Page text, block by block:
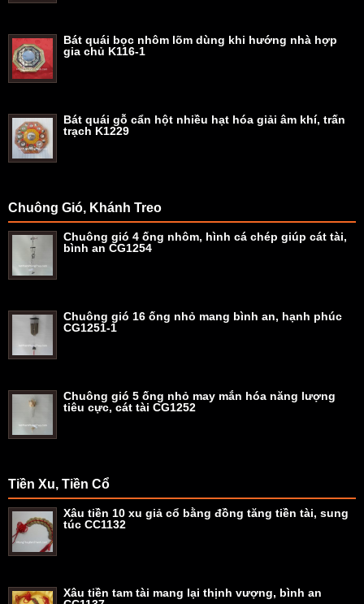
Bát quái bọc nhôm lõm dùng khi hướng nhà hợp
gia chủ K116-1
Bát quái gỗ cẩn hột nhiều hạt hóa giải âm khí, trấn
trạch K1229
Chuông Gió, Khánh Treo
Chuông gió 4 ống nhôm, hình cá chép giúp cát tài,
bình an CG1254
Chuông gió 16 ống nhỏ mang bình an, hạnh phúc
CG1251-1
Chuông gió 5 ống nhỏ may mắn hóa năng lượng
tiêu cực, cát tài CG1252
Tiền Xu, Tiền Cổ
Xâu tiền 10 xu giả cổ bằng đồng tăng tiền tài, sung
túc CC1132
Xâu tiền tam tài mang lại thịnh vượng, bình an